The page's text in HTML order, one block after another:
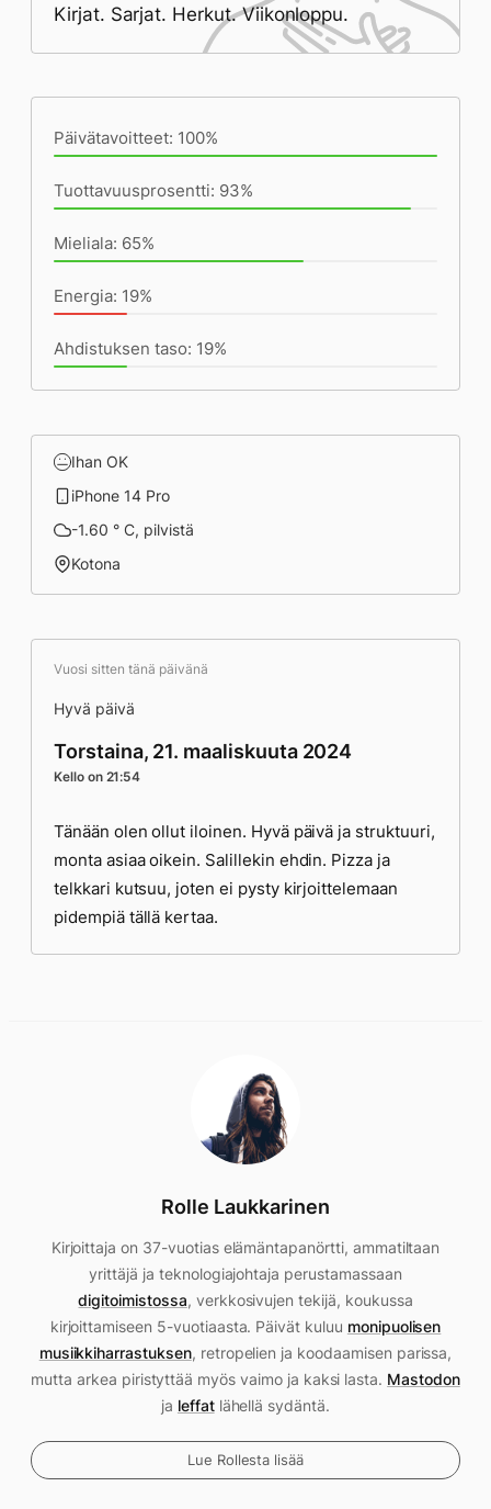
Kirjat. Sarjat. Herkut. Viikonloppu.
Päivätavoitteet: 100%
Tuottavuusprosentti: 93%
Mieliala: 65%
Energia: 19%
Ahdistuksen taso: 19%
Ihan OK
iPhone 14 Pro
-1.60 ° C, pilvistä
Kotona
Vuosi sitten tänä päivänä
Hyvä päivä
Torstaina, 21. maaliskuuta 2024
Kello on 21:54
Tänään olen ollut iloinen. Hyvä päivä ja struktuuri,
monta asiaa oikein. Salillekin ehdin. Pizza ja
telkkari kutsuu, joten ei pysty kirjoittelemaan
pidempiä tällä kertaa.
Rolle Laukkarinen
Kirjoittaja on 37-vuotias elämäntapanörtti, ammatiltaan
yrittäjä ja teknologiajohtaja perustamassaan
digitoimistossa, verkkosivujen tekijä, koukussa
kirjoittamiseen 5-vuotiaasta. Päivät kuluu monipuolisen
musiikkiharrastuksen, retropelien ja koodaamisen parissa,
mutta arkea piristyttää myös vaimo ja kaksi lasta. Mastodon
ja leffatlähellä sydäntä.
Lue Rollesta lisää